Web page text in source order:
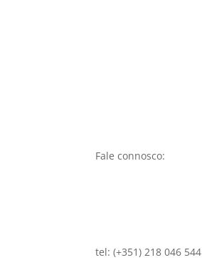
Fale connosco:
tel: (+351) 218 046 544